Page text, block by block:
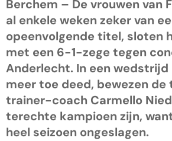
Berchem – De vrouwen van
al enkele weken zeker van
opeenvolgende titel, sloten
met een 6-1-zege tegen
Anderlecht. In een
meer toe deed, bewezen de
trainer-coach Carmello
terechte kampioen zijn,
heel seizoen ongeslagen.